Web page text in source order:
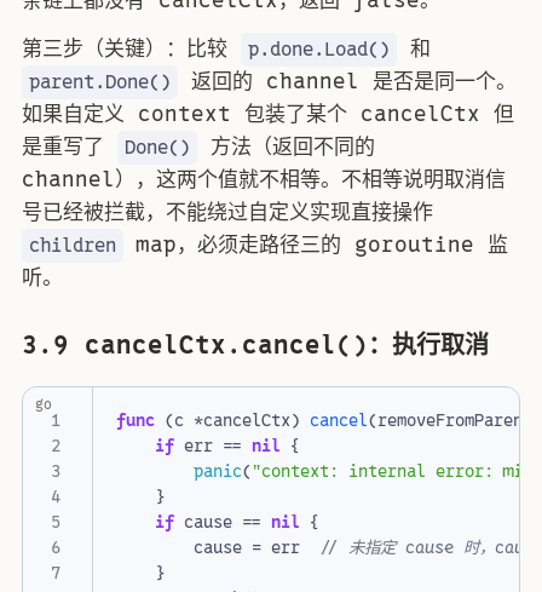
第三步（关键）：比较
p.done.Load() 和
parent.Done()
返回的 channel 是否是同一个。
如果自定义 context 包装了某个 cancelCtx 但
是重写了
Done()
方法（返回不同的
channel），这两个值就不相等。不相等说明取消信
号已经被拦截，不能绕过自定义实现直接操作
children
map，必须走路径三的 goroutine 监
听。
3.9 cancelCtx.cancel()：执行取消
1
2
4
5
6
7
func (c *cancelCtx) cancel(removeFromParent
if err == nil {
panic("context: internal error:
}
if cause == nil {
cause = err
// 未指定 cause 时，
}
go